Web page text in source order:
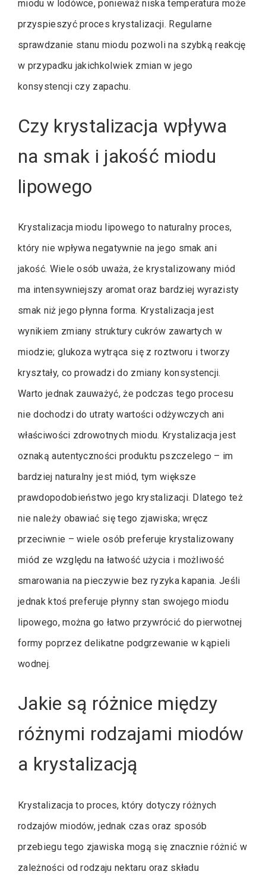
miodu w lodówce, ponieważ niska temperatura może
przyspieszyć proces krystalizacji. Regularne
sprawdzanie stanu miodu pozwoli na szybką reakcję
w przypadku jakichkolwiek zmian w jego
konsystencji czy zapachu.
Czy krystalizacja wpływa
na smak i jakość miodu
lipowego
Krystalizacja miodu lipowego to naturalny proces,
który nie wpływa negatywnie na jego smak ani
jakość. Wiele osób uważa, że krystalizowany miód
ma intensywniejszy aromat oraz bardziej wyrazisty
smak niż jego płynna forma. Krystalizacja jest
wynikiem zmiany struktury cukrów zawartych w
miodzie; glukoza wytrąca się z roztworu i tworzy
kryształy, co prowadzi do zmiany konsystencji.
Warto jednak zauważyć, że podczas tego procesu
nie dochodzi do utraty wartości odżywczych ani
właściwości zdrowotnych miodu. Krystalizacja jest
oznaką autentyczności produktu pszczelego – im
bardziej naturalny jest miód, tym większe
prawdopodobieństwo jego krystalizacji. Dlatego też
nie należy obawiać się tego zjawiska; wręcz
przeciwnie – wiele osób preferuje krystalizowany
miód ze względu na łatwość użycia i możliwość
smarowania na pieczywie bez ryzyka kapania. Jeśli
jednak ktoś preferuje płynny stan swojego miodu
lipowego, można go łatwo przywrócić do pierwotnej
formy poprzez delikatne podgrzewanie w kąpieli
wodnej.
Jakie są różnice między
różnymi rodzajami miodów
a krystalizacją
Krystalizacja to proces, który dotyczy różnych
rodzajów miodów, jednak czas oraz sposób
przebiegu tego zjawiska mogą się znacznie różnić w
zależności od rodzaju nektaru oraz składu